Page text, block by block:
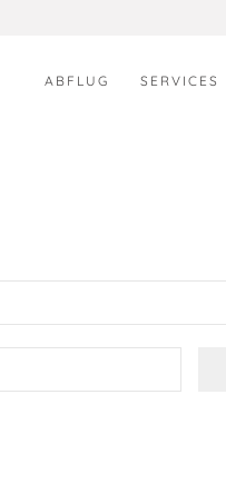
ABFLUG SERVICES